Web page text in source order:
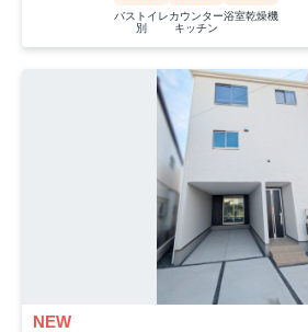
バストイレ
別
カウンター
キッチン
浴室乾燥機
NEW